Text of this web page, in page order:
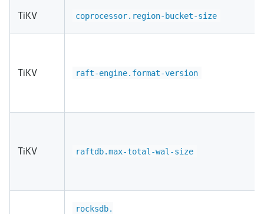
TiKV coprocessor.region-bucket-size
TiKV raft-engine.format-version
TiKV raftdb.max-total-wal-size
rocksdb.